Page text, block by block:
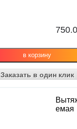
Заказать в один клик
емая